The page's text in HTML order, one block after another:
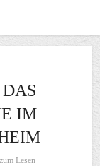
IM
Lesen